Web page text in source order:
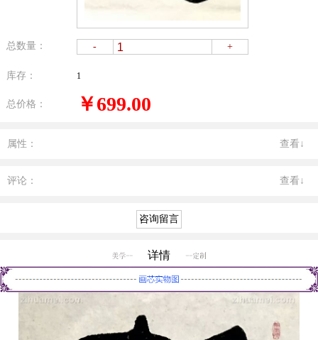
总数量： - +
库存： 1
总价格： ￥699.00
属性： 查看↓
评论： 查看↓
详情